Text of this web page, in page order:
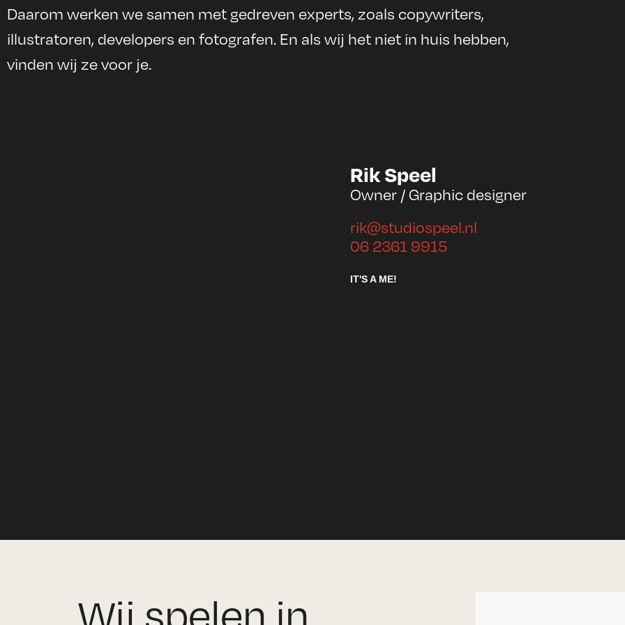
Daarom werken we samen met gedreven experts, zoals copywriters,
illustratoren, developers en fotografen. En als wij het niet in huis hebben,
vinden wij ze voor je.
Rik Speel
Owner / Graphic designer
rik@studiospeel.nl
06 2361 9915
IT'S A ME!
Wij spelen in